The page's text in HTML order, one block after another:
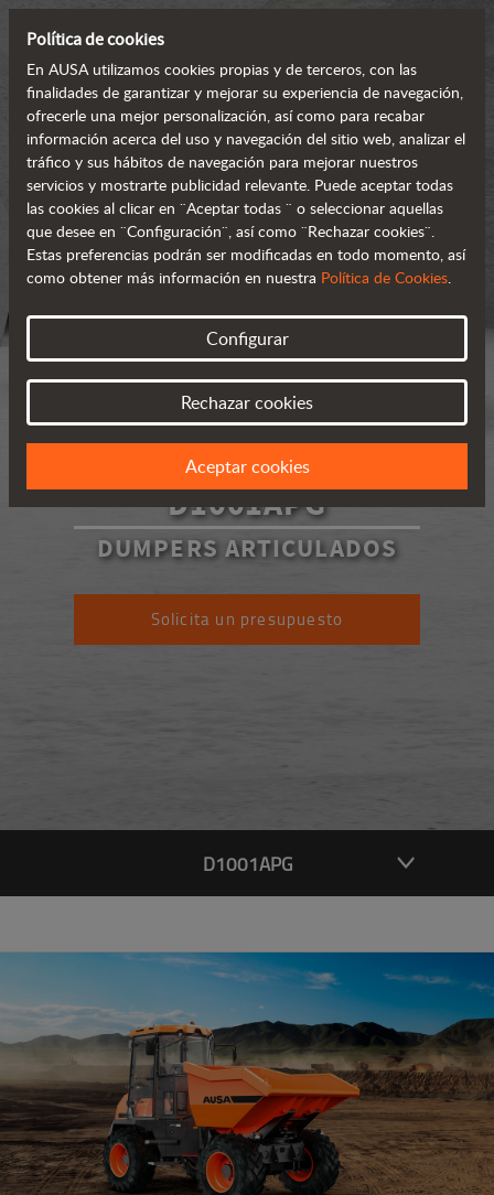
D1001APG
DUMPERS ARTICULADOS
Solicita un presupuesto
D1001APG
Política de cookies
En AUSA utilizamos cookies propias y de terceros, con las
finalidades de garantizar y mejorar su experiencia de navegación,
ofrecerle una mejor personalización, así como para recabar
información acerca del uso y navegación del sitio web, analizar el
tráfico y sus hábitos de navegación para mejorar nuestros
servicios y mostrarte publicidad relevante. Puede aceptar todas
las cookies al clicar en ¨Aceptar todas ¨ o seleccionar aquellas
que desee en ¨Configuración¨, así como ¨Rechazar cookies¨.
Estas preferencias podrán ser modificadas en todo momento, así
como obtener más información en nuestra Política de Cookies.
Configurar
Rechazar cookies
Aceptar cookies